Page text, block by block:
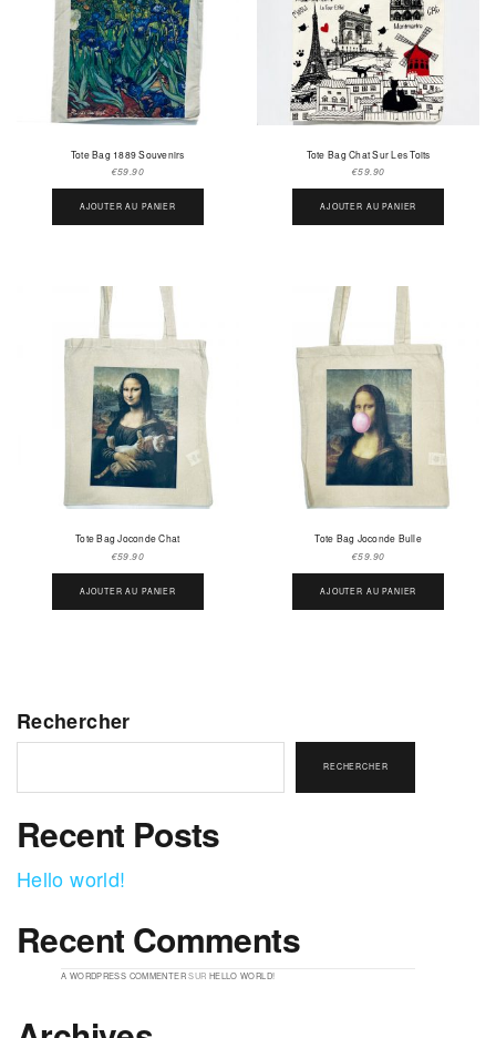
Tote Bag 1889 Souvenirs
€59.90
AJOUTER AU PANIER
Tote Bag Chat Sur Les Toits
€59.90
AJOUTER AU PANIER
Tote Bag Joconde Chat
€59.90
AJOUTER AU PANIER
Tote Bag Joconde Bulle
€59.90
AJOUTER AU PANIER
Rechercher
RECHERCHER
Recent Posts
Hello world!
Recent Comments
A WORDPRESS COMMENTERSUR HELLO WORLD!